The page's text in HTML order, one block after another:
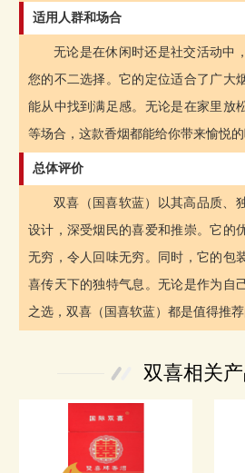
适用人群和场合
无论是在休闲时还是社交活动中
您的不二选择。它的定位适合了广大
能从中找到满足感。无论是在家里放
等场合，这款香烟都能给你带来愉悦的
总体评价
双喜（国喜软蓝）以其高品质、
设计，深受烟民的喜爱和推崇。它的
无穷，令人回味无穷。同时，它的包
喜传天下的独特气息。无论是作为自
之选，双喜（国喜软蓝）都是值得推荐
双喜相关